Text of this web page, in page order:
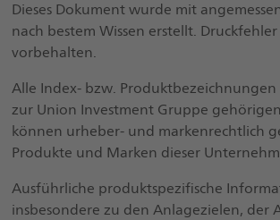
Dieses Dokument wurde mit
nach bestem Wissen erstellt.
vorbehalten.
Alle Index- bzw. Produktbezeichnungen
zur Union Investment Gruppe
können urheber- und markenrechtlich
Produkte und Marken dieser
Ausführliche produktspezifische
insbesondere zu den Anlagezielen, der